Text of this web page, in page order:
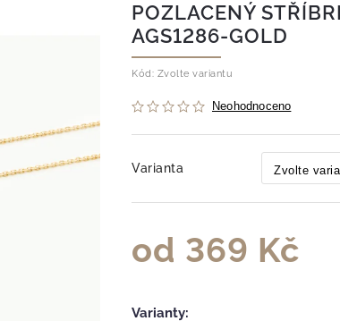
POZLACENÝ
AGS1286-GOLD
Kód: Zvolte variantu
Neohodnoceno
Varianta
od 369 Kč
Varianty: